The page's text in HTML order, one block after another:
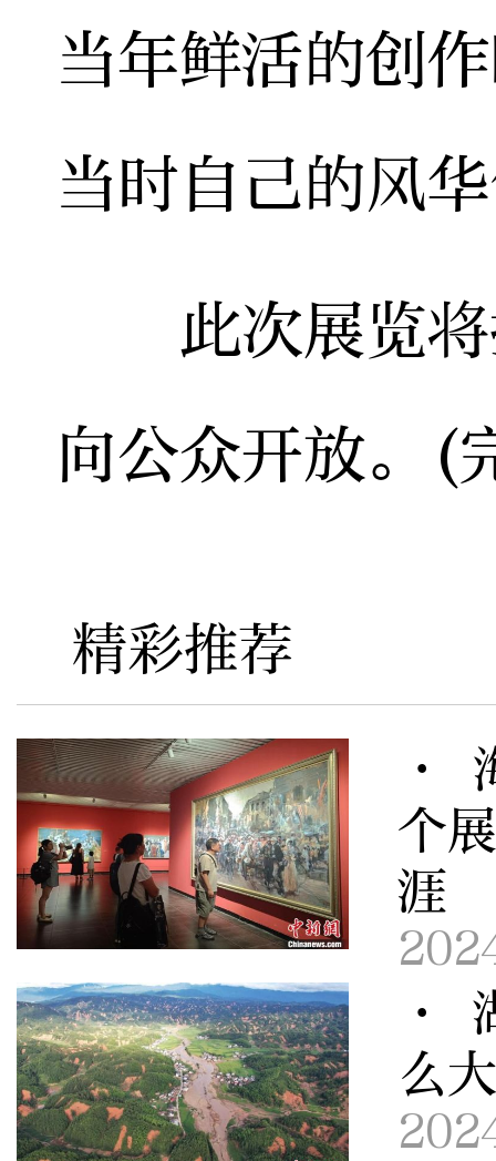
当年鲜活的创
当时自己的风
此次展览将
向公众开放。(
精彩推荐
·
个
涯
·
么